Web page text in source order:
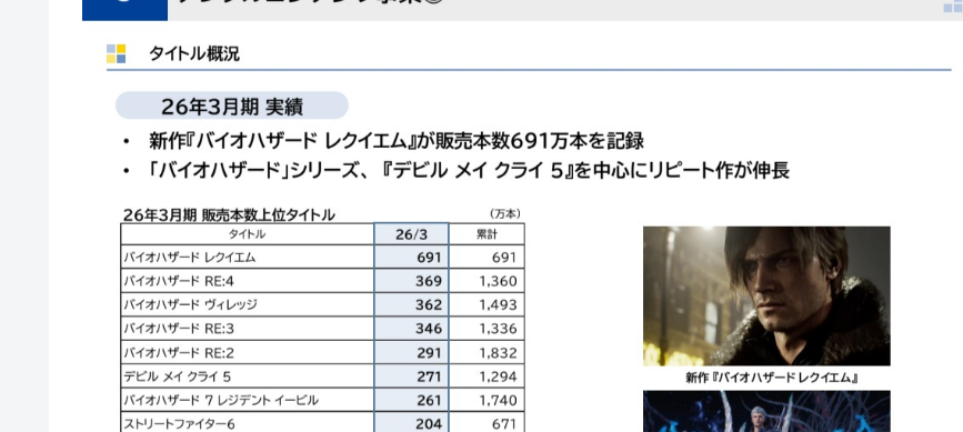
【〈物語〉シリーズ】 セガ「忍野忍」「斧乃木余接」プライズフィギュア【彩色原型公開】
やる夫のダンジョン運営記183-雑談所ネタ118 懺悔小ネタ「創刻のファイアホイール」+埋めネタ「ファイアホイールTCG・
その後」
「ドラクエ11」攻略感想(54/クリア後)マルティナの「しんぴのビスチェ」可愛い！そしてメドローアやギガバーストきたー！
【デレマス】 和久井留美「夢を作って、いつか遊んで」
【謎】『ダーク路線のドラクエ12』を発売中止にしないといけなかった理由ってガチでなに？とりあえすだせばいいやん
【デレマス】 紗南「アイドルに似合うポケモン？」
switch2版『Lies of P』、メタスコア86でゲーフリ新作を粉砕
【ウマ娘】海外のファンアートからしか得られない栄養素がある。←「おデジ以外味付けが濃いな…」
韓国人「熊本地震で見る日本の土木技術の完全勝利をご覧ください」→「これはすごいわ」「こういうのを見ると日本人は何
か適当に作る感じがしない・・・」「あれがまさに経験値である」
キム・カッファン総合スレ
初見で「勝てるわけないやろくそったれ…」って思ったゲームの敵ｗｗｗｗｗ